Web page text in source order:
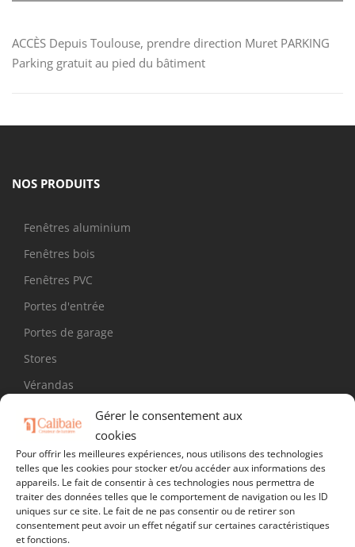
Gérer le consentement aux
cookies
Pour offrir les meilleures expériences, nous utilisons des technologies
telles que les cookies pour stocker et/ou accéder aux informations des
appareils. Le fait de consentir à ces technologies nous permettra de
traiter des données telles que le comportement de navigation ou les ID
uniques sur ce site. Le fait de ne pas consentir ou de retirer son
consentement peut avoir un effet négatif sur certaines caractéristiques
et fonctions.
ACCÈS Depuis Toulouse, prendre direction Muret PARKING
Parking gratuit au pied du bâtiment
NOS PRODUITS
Fenêtres aluminium
Fenêtres bois
Fenêtres PVC
Portes d'entrée
Portes de garage
Stores
Vérandas
Volets battants
Volets roulants
SUIVEZ-NOUS !